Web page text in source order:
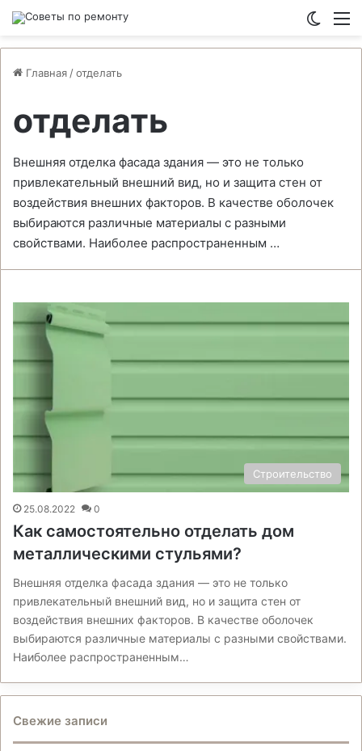
Главная /отделать
отделать
Внешняя отделка фасада здания — это не только
привлекательный внешний вид, но и защита стен от
воздействия внешних факторов. В качестве оболочек
выбираются различные материалы с разными
свойствами. Наиболее распространенным …
Строительство
25.08.2022 0
Как самостоятельно отделать дом
металлическими стульями?
Внешняя отделка фасада здания — это не только
привлекательный внешний вид, но и защита стен от
воздействия внешних факторов. В качестве оболочек
выбираются различные материалы с разными свойствами.
Наиболее распространенным…
Свежие записи